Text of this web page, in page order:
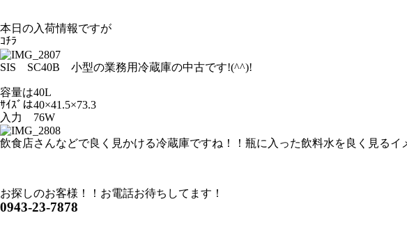
本日の入荷情報ですが
ｺﾁﾗ
SIS SC40B 小型の業務用冷蔵庫の中古です!(^^)!
容量は40L
ｻｲｽﾞは40×41.5×73.3
入力 76W
飲食店さんなどで良く見かける冷蔵庫ですね！！瓶に入った飲料水を良く見る
お探しのお客様！！お電話お待ちしてます！
0943-23-7878